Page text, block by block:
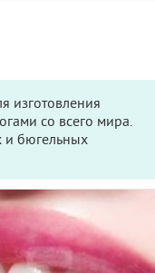
изготовления
со всего мира.
и бюгельных